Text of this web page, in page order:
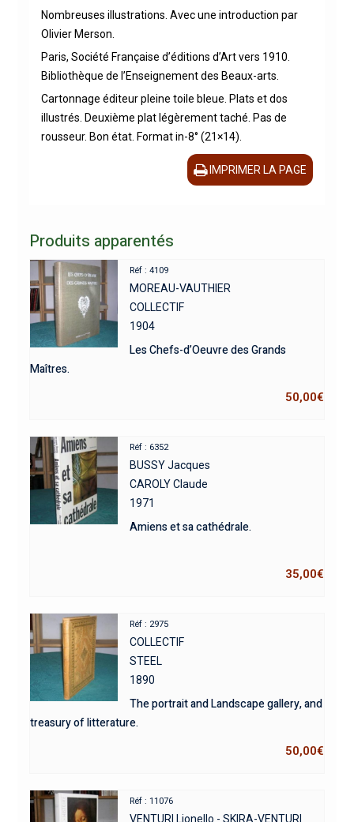
Nombreuses illustrations. Avec une introduction par
Olivier Merson.
Paris, Société Française d’éditions d’Art vers 1910.
Bibliothèque de l’Enseignement des Beaux-arts.
Cartonnage éditeur pleine toile bleue. Plats et dos
illustrés. Deuxième plat légèrement taché. Pas de
rousseur. Bon état. Format in-8° (21×14).
IMPRIMER LA PAGE
Produits apparentés
Réf : 4109
MOREAU-VAUTHIER
COLLECTIF
1904
Les Chefs-d’Oeuvre des Grands
Maîtres.
50,00€
Réf : 6352
BUSSY Jacques
CAROLY Claude
1971
Amiens et sa cathédrale.
35,00€
Réf : 2975
COLLECTIF
STEEL
1890
The portrait and Landscape gallery, and
treasury of litterature.
50,00€
Réf : 11076
VENTURI Lionello - SKIRA-VENTURI